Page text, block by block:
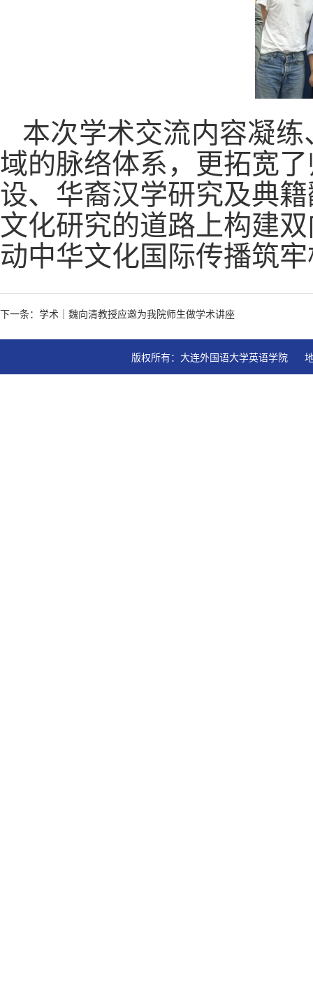
本次学术交流内容凝
域的脉络体系，更拓宽
设、华裔汉学研究及典
文化研究的道路上构建
动中华文化国际传播筑
下一条：学术｜魏向清教授应邀为我院师生做学术讲座
版权所有：大连外国语大学英语学院